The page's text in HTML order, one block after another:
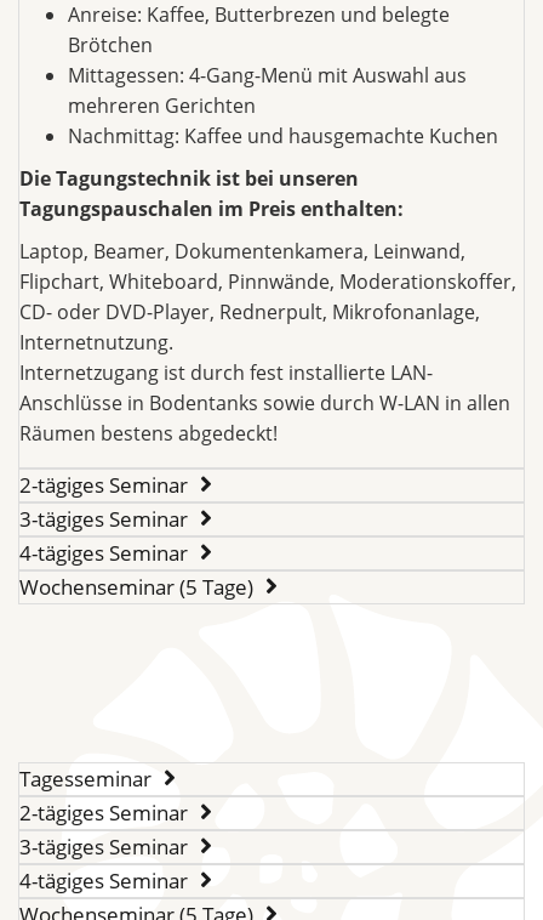
Anreise: Kaffee, Butterbrezen und belegte
Brötchen
Mittagessen: 4-Gang-Menü mit Auswahl aus
mehreren Gerichten
Nachmittag: Kaffee und hausgemachte Kuchen
Die Tagungstechnik ist bei unseren
Tagungspauschalen im Preis enthalten:
Laptop, Beamer, Dokumentenkamera, Leinwand,
Flipchart, Whiteboard, Pinnwände, Moderationskoffer,
CD- oder DVD-Player, Rednerpult, Mikrofonanlage,
Internetnutzung.
Internetzugang ist durch fest installierte LAN-
Anschlüsse in Bodentanks sowie durch W-LAN in allen
Räumen bestens abgedeckt!
2-tägiges Seminar
3-tägiges Seminar
4-tägiges Seminar
Wochenseminar (5 Tage)
Tagesseminar
2-tägiges Seminar
3-tägiges Seminar
4-tägiges Seminar